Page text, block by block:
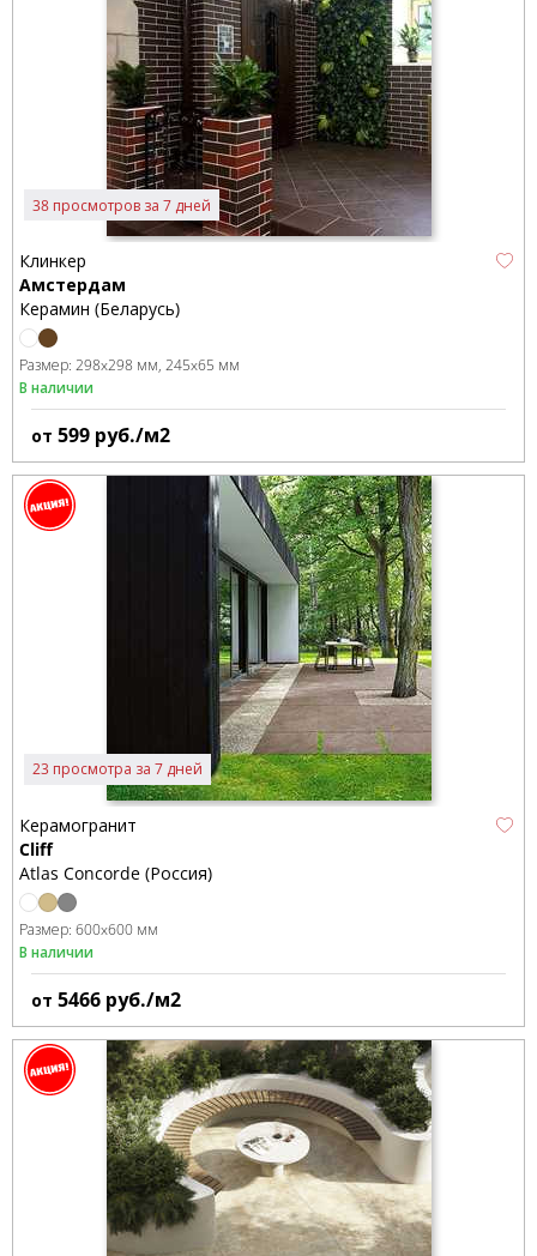
38 просмотров за 7 дней
Клинкер
Амстердам
Керамин (Беларусь)
Размер: 298x298 мм 245x65 мм
В наличии
от 599 руб./м2
23 просмотра за 7 дней
Керамогранит
Cliff
Atlas Concorde (Россия)
Размер: 600x600 мм
В наличии
от 5466 руб./м2